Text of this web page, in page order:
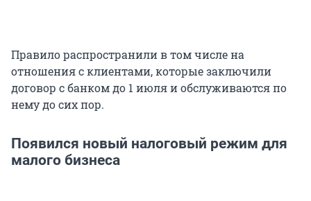
Правило распространили в том числе на
отношения с клиентами, которые заключили
договор с банком до 1 июля и обслуживаются по
нему до сих пор.
Появился новый налоговый режим для
малого бизнеса